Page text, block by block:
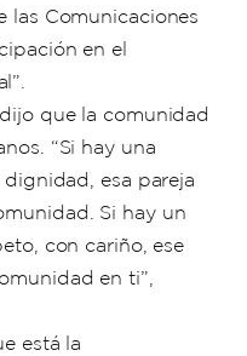
las Comunicaciones
en el
que la comunidad
“Si hay una
esa pareja
Si hay un
con cariño, ese
en ti”,
está la